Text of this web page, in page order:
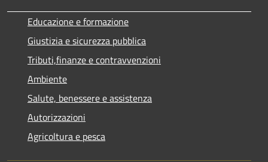
Educazione e formazione
Giustizia e sicurezza pubblica
Tributi,finanze e contravvenzioni
Ambiente
Salute, benessere e assistenza
Autorizzazioni
Agricoltura e pesca